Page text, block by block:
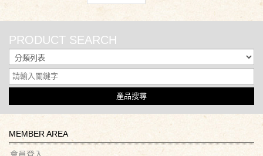
PRODUCT SEARCH
產品搜尋
MEMBER AREA